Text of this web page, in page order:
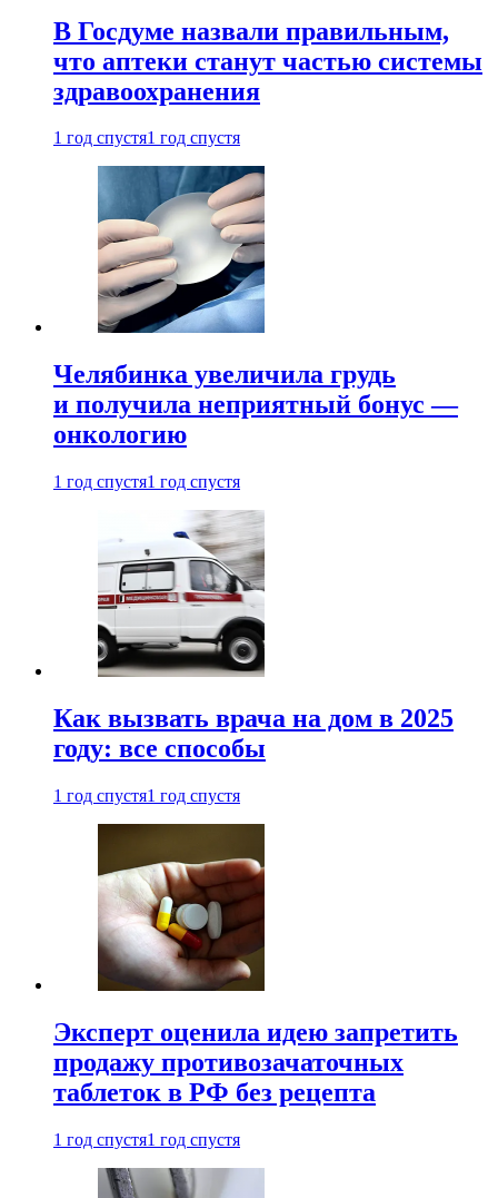
В Госдуме назвали правильным,
что аптеки станут частью системы
здравоохранения
1 год спустя1 год спустя
Челябинка увеличила грудь
и получила неприятный бонус —
онкологию
1 год спустя1 год спустя
Как вызвать врача на дом в 2025
году: все способы
1 год спустя1 год спустя
Эксперт оценила идею запретить
продажу противозачаточных
таблеток в РФ без рецепта
1 год спустя1 год спустя